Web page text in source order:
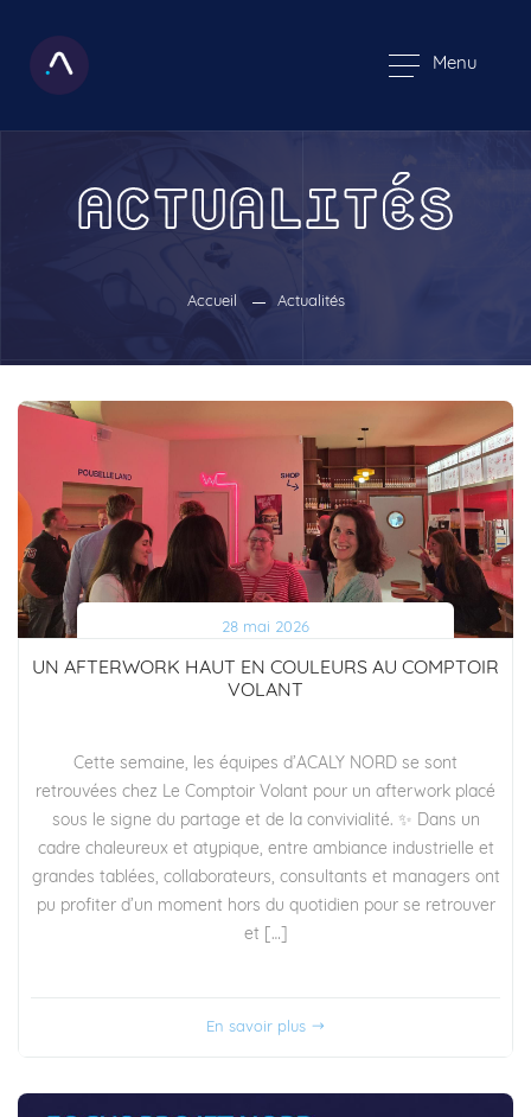
Menu
ACTUALITÉS
Accueil Actualités
28 mai 2026
UN AFTERWORK HAUT EN COULEURS AU COMPTOIR
VOLANT
Cette semaine, les équipes d’ACALY NORD se sont
retrouvées chez Le Comptoir Volant pour un afterwork placé
sous le signe du partage et de la convivialité. ✨ Dans un
cadre chaleureux et atypique, entre ambiance industrielle et
grandes tablées, collaborateurs, consultants et managers ont
pu profiter d’un moment hors du quotidien pour se retrouver
et […]
En savoir plus